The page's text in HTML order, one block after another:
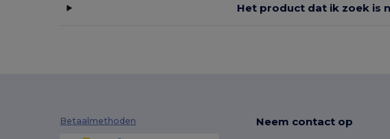
Het product dat ik zoek is
Betaalmethoden Neem contact op